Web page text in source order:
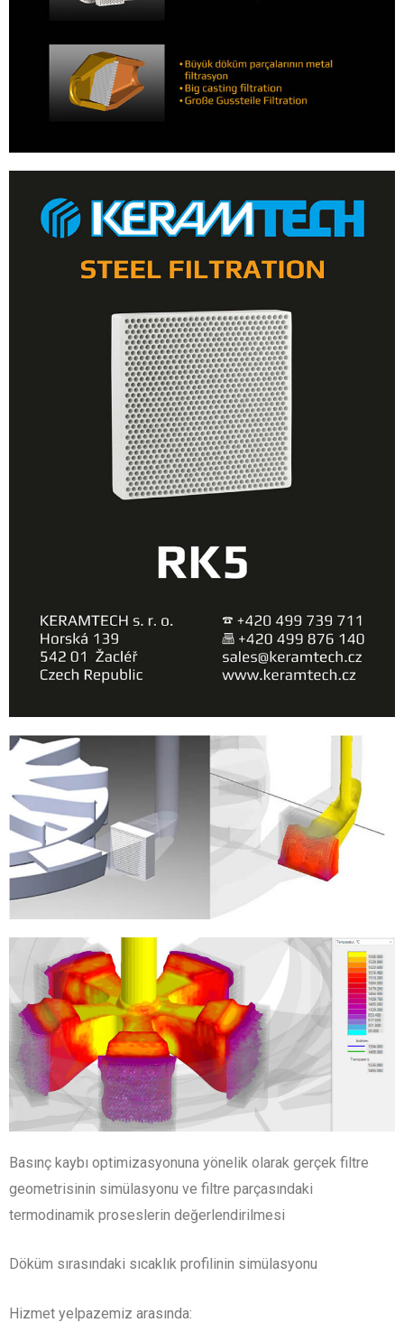
Basınç kaybı optimizasyonuna yönelik olarak gerçek filtre
geometrisinin simülasyonu ve filtre parçasındaki
termodinamik proseslerin değerlendirilmesi
Döküm sırasındaki sıcaklık profilinin simülasyonu
Hizmet yelpazemiz arasında: